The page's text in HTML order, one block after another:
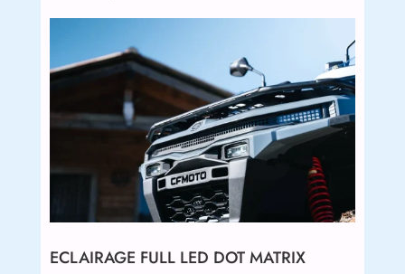
ECLAIRAGE FULL LED DOT MATRIX